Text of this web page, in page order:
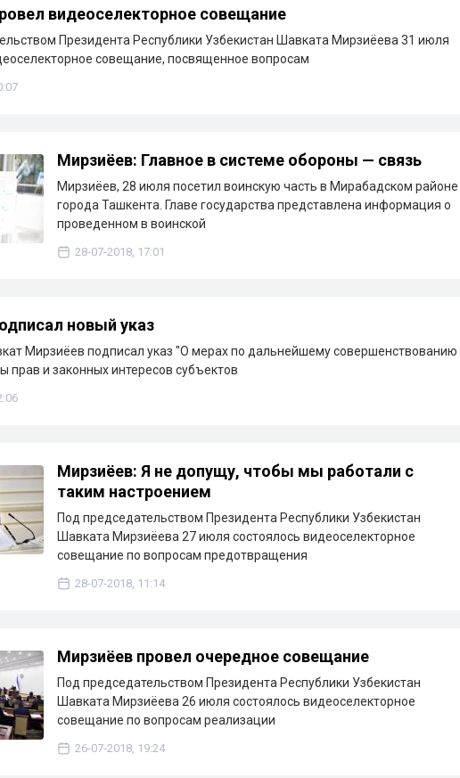
видеоселекторное совещание
Президента Республики Узбекистан Шавката Мирзиёева 31 июля
совещание, посвященное вопросам
Мирзиёев: Главное в системе обороны — связь
Мирзиёев, 28 июля посетил воинскую часть в Мирабадском районе
города Ташкента. Главе государства представлена информация о
проведенном в воинской
28-07-2018, 17:01
новый указ
Мирзиёев подписал указ "О мерах по дальнейшему совершенствованию
прав и законных интересов субъектов
Мирзиёев: Я не допущу, чтобы мы работали с
таким настроением
Под председательством Президента Республики Узбекистан
Шавката Мирзиёева 27 июля состоялось видеоселекторное
совещание по вопросам предотвращения
28-07-2018, 11:14
Мирзиёев провел очередное совещание
Под председательством Президента Республики Узбекистан
Шавката Мирзиёева 26 июля состоялось видеоселекторное
совещание по вопросам реализации
26-07-2018, 19:24